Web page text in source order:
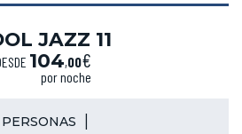
JAZZ 11
104,00€
por noche
PERSONAS